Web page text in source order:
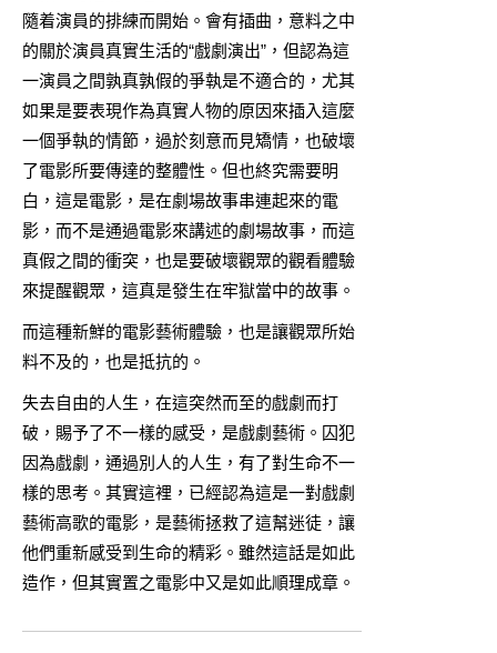
隨着演員的排練而開始。會有插曲，意料之中
的關於演員真實生活的“戲劇演出”，但認為這
一演員之間孰真孰假的爭執是不適合的，尤其
如果是要表現作為真實人物的原因來插入這麼
一個爭執的情節，過於刻意而見矯情，也破壞
了電影所要傳達的整體性。但也終究需要明
白，這是電影，是在劇場故事串連起來的電
影，而不是通過電影來講述的劇場故事，而這
真假之間的衝突，也是要破壞觀眾的觀看體驗
來提醒觀眾，這真是發生在牢獄當中的故事。
而這種新鮮的電影藝術體驗，也是讓觀眾所始
料不及的，也是抵抗的。
失去自由的人生，在這突然而至的戲劇而打
破，賜予了不一樣的感受，是戲劇藝術。囚犯
因為戲劇，通過別人的人生，有了對生命不一
樣的思考。其實這裡，已經認為這是一對戲劇
藝術高歌的電影，是藝術拯救了這幫迷徒，讓
他們重新感受到生命的精彩。雖然這話是如此
造作，但其實置之電影中又是如此順理成章。